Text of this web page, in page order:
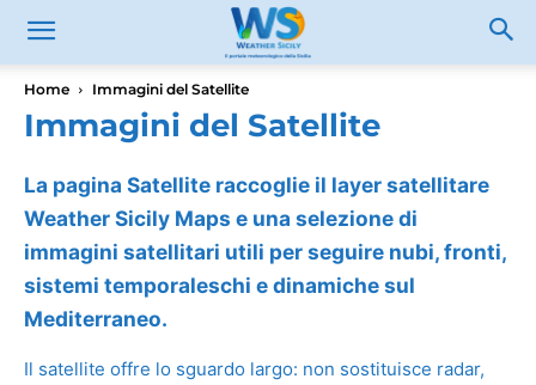
Home Immagini del Satellite
Immagini del Satellite
La pagina Satellite raccoglie il layer satellitare
Weather Sicily Maps e una selezione di
immagini satellitari utili per seguire nubi, fronti,
sistemi temporaleschi e dinamiche sul
Mediterraneo.
Il satellite offre lo sguardo largo: non sostituisce radar,